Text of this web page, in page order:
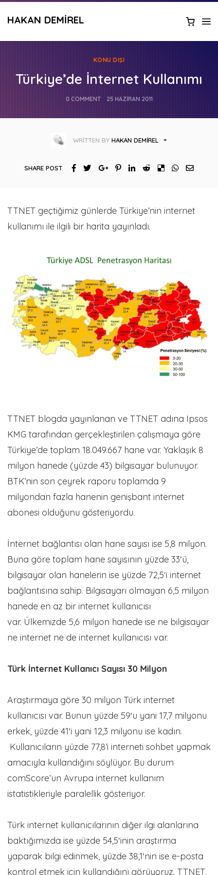
HAKAN DEMIREL
KONU DIŞI
Türkiye’de İnternet Kullanımı
0 COMMENT 25 HAZIRAN 2011
WRITTEN BY HAKAN DEMIREL
SHARE POST
TTNET geçtiğimiz günlerde Türkiye’nin internet
kullanımı ile ilgili bir harita yayınladı.
TTNET blogda yayınlanan ve TTNET adına Ipsos
KMG tarafından gerçekleştirilen çalışmaya göre
Türkiye’de toplam 18.049.667 hane var. Yaklaşık 8
milyon hanede (yüzde 43) bilgisayar bulunuyor.
BTK’nin son çeyrek raporu toplamda 9
milyondan fazla hanenin genişbant internet
abonesi olduğunu gösteriyordu.
İnternet bağlantısı olan hane sayısı ise 5,8 milyon.
Buna göre toplam hane sayısının yüzde 33′ü,
bilgisayar olan hanelerin ise yüzde 72,5′i internet
bağlantısına sahip. Bilgisayarı olmayan 6,5 milyon
hanede en az bir internet kullanıcısı
var. Ülkemizde 5,6 milyon hanede ise ne bilgisayar
ne internet ne de internet kullanıcısı var.
Türk İnternet Kullanıcı Sayısı 30 Milyon
Araştırmaya göre 30 milyon Türk internet
kullanıcısı var. Bunun yüzde 59′u yani 17,7 milyonu
erkek, yüzde 41′i yani 12,3 milyonu ise kadın.
Kullanıcıların yüzde 77,8’i interneti sohbet yapmak
amacıyla kullandığını söylüyor. Bu durum
comScore‘un Avrupa internet kullanım
istatistikleriyle paralellik gösteriyor.
Türk internet kullanıcılarının diğer ilgi alanlarına
baktığımızda ise yüzde 54,5′inin araştırma
yaparak bilgi edinmek, yüzde 38,1′nin ise e-posta
kontrol etmek için kullandığını görüyoruz. TTNET,